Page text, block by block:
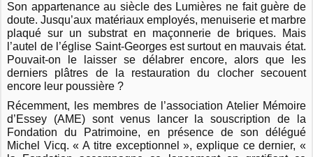
Son appartenance au siècle des Lumières ne fait guère de
doute. Jusqu’aux matériaux employés, menuiserie et marbre
plaqué sur un substrat en maçonnerie de briques. Mais
l’autel de l’église Saint-Georges est surtout en mauvais état.
Pouvait-on le laisser se délabrer encore, alors que les
derniers plâtres de la restauration du clocher secouent
encore leur poussière ?
Récemment, les membres de l’association Atelier Mémoire
d’Essey (AME) sont venus lancer la souscription de la
Fondation du Patrimoine, en présence de son délégué
Michel Vicq. « A titre exceptionnel », explique ce dernier, «